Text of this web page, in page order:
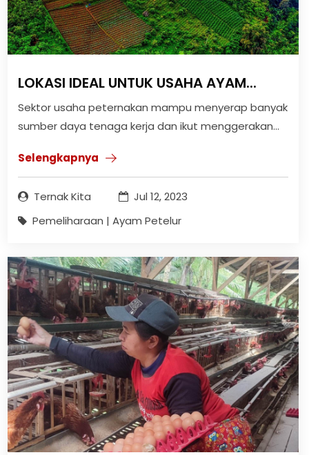
LOKASI IDEAL UNTUK USAHA AYAM...
Sektor usaha peternakan mampu menyerap banyak
sumber daya tenaga kerja dan ikut menggerakan...
Selengkapnya
Ternak Kita
Jul 12, 2023
Pemeliharaan | Ayam Petelur